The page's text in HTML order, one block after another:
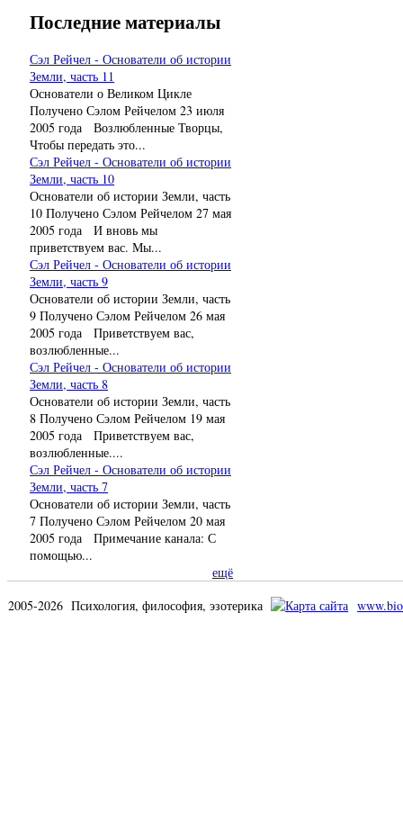
Последние материалы
Сэл Рейчел - Основатели об истории
Земли, часть 11
Основатели о Великом Цикле
Получено Сэлом Рейчелом 23 июля
2005 года Возлюбленные Творцы,
Чтобы передать это...
Сэл Рейчел - Основатели об истории
Земли, часть 10
Основатели об истории Земли, часть
10 Получено Сэлом Рейчелом 27 мая
2005 года И вновь мы
приветствуем вас. Мы...
Сэл Рейчел - Основатели об истории
Земли, часть 9
Основатели об истории Земли, часть
9 Получено Сэлом Рейчелом 26 мая
2005 года Приветствуем вас,
возлюбленные...
Сэл Рейчел - Основатели об истории
Земли, часть 8
Основатели об истории Земли, часть
8 Получено Сэлом Рейчелом 19 мая
2005 года Приветствуем вас,
возлюбленные....
Сэл Рейчел - Основатели об истории
Земли, часть 7
Основатели об истории Земли, часть
7 Получено Сэлом Рейчелом 20 мая
2005 года Примечание канала: С
помощью...
ещё
2005-2026 Психология, философия, эзотерика